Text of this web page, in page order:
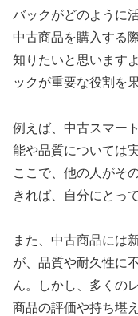
バックがどのように
中古商品を購入する
知りたいと思います
ックが重要な役割を
例えば、中古スマー
能や品質については
ここで、他の人がそ
きれば、自分にとっ
また、中古商品には
が、品質や耐久性に
ん。しかし、多くの
商品の評価や持ち堪